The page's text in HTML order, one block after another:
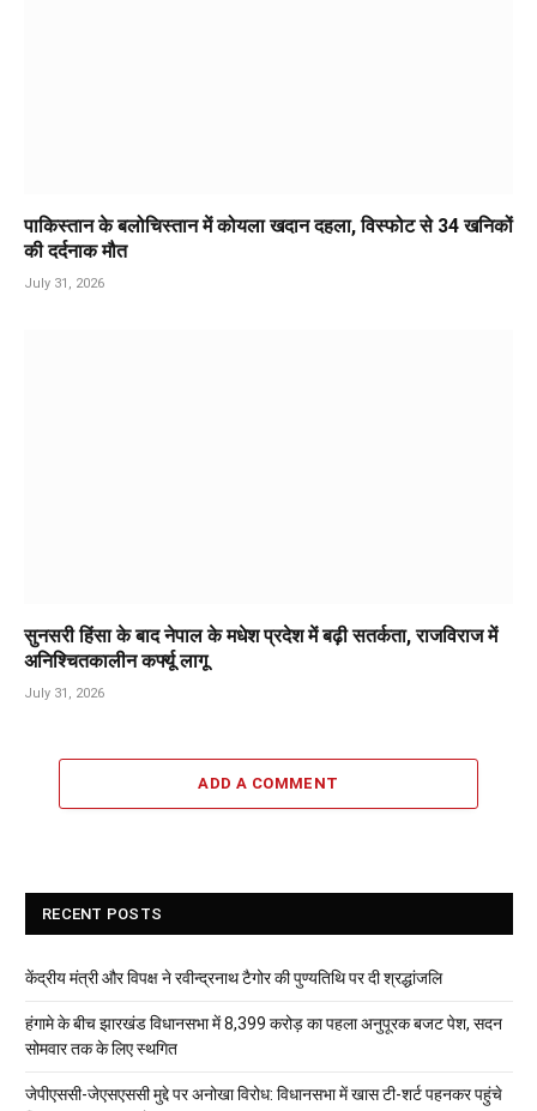
पाकिस्तान के बलोचिस्तान में कोयला खदान दहला, विस्फोट से 34 खनिकों
की दर्दनाक मौत
July 31, 2026
सुनसरी हिंसा के बाद नेपाल के मधेश प्रदेश में बढ़ी सतर्कता, राजविराज में
अनिश्चितकालीन कर्फ्यू लागू
July 31, 2026
ADD A COMMENT
RECENT POSTS
केंद्रीय मंत्री और विपक्ष ने रवीन्द्रनाथ टैगोर की पुण्यतिथि पर दी श्रद्धांजलि
हंगामे के बीच झारखंड विधानसभा में 8,399 करोड़ का पहला अनुपूरक बजट पेश, सदन
सोमवार तक के लिए स्थगित
जेपीएससी-जेएसएससी मुद्दे पर अनोखा विरोध: विधानसभा में खास टी-शर्ट पहनकर पहुंचे